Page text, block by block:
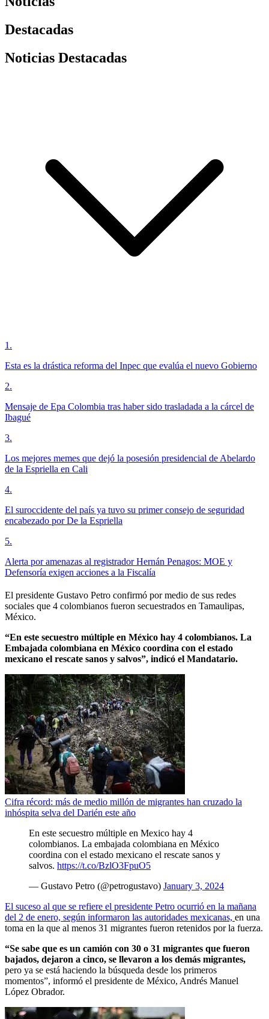
Destacadas
Noticias Destacadas
1 .
Esta es la drástica reforma del Inpec que evalúa el nuevo Gobierno
2.
Mensaje de Epa Colombia tras haber sido trasladada a la cárcel de
Ibagué
3.
Los mejores memes que dejó la posesión presidencial de Abelardo
de la Espriella en Cali
4.
El suroccidente del país ya tuvo su primer consejo de seguridad
encabezado por De la Espriella
5.
Alerta por amenazas al registrador Hernán Penagos: MOE y
Defensoría exigen acciones a la Fiscalía
El presidente Gustavo Petro confirmó por medio de sus redes
sociales que 4 colombianos fueron secuestrados en Tamaulipas,
México.
“En este secuestro múltiple en México hay 4 colombianos. La
Embajada colombiana en México coordina con el estado
mexicano el rescate sanos y salvos”, indicó el Mandatario.
Cifra récord: más de medio millón de migrantes han cruzado la
inhóspita selva del Darién este año
En este secuestro múltiple en Mexico hay 4
colombianos. La embajada colombiana en México
coordina con el estado mexicano el rescate sanos y
salvos. https://t.co/BzlO3FpuO5
— Gustavo Petro (@petrogustavo) January 3, 2024
El suceso al que se refiere el presidente Petro ocurrió en la mañana
del 2 de enero, según informaron las autoridades mexicanas, en una
toma en la que al menos 31 migrantes fueron retenidos por la fuerza.
“Se sabe que es un camión con 30 o 31 migrantes que fueron
bajados, dejaron a cinco, se llevaron a los demás migrantes,
pero ya se está haciendo la búsqueda desde los primeros
momentos”, informó el presidente de México, Andrés Manuel
López Obrador.